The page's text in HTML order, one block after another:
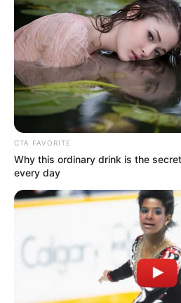
CTA FAVORITE
Why this ordinary drink is the
every day